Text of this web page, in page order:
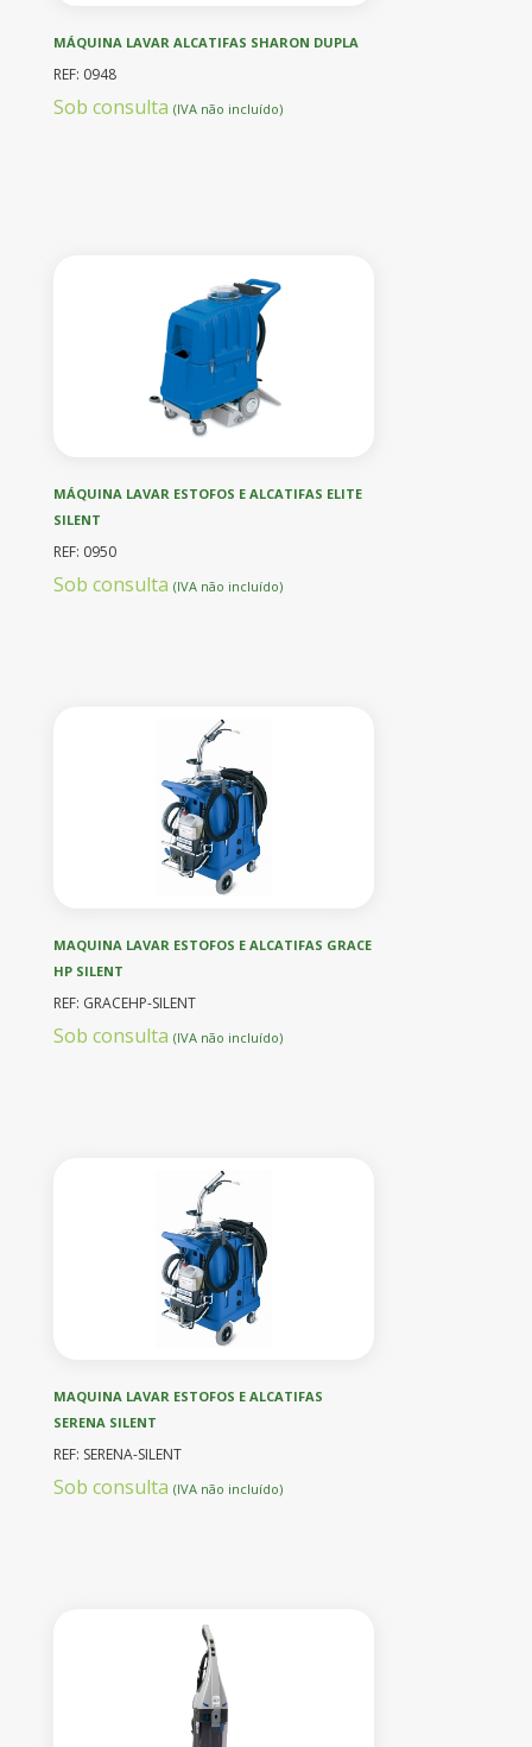
MÁQUINA LAVAR ALCATIFAS SHARON DUPLA
REF: 0948
Sob consulta (IVA não incluído)
MÁQUINA LAVAR ESTOFOS E ALCATIFAS ELITE
SILENT
REF: 0950
Sob consulta (IVA não incluído)
MAQUINA LAVAR ESTOFOS E ALCATIFAS GRACE
HP SILENT
REF: GRACEHP-SILENT
Sob consulta (IVA não incluído)
MAQUINA LAVAR ESTOFOS E ALCATIFAS
SERENA SILENT
REF: SERENA-SILENT
Sob consulta (IVA não incluído)